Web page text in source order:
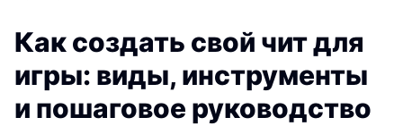
Как создать свой чит для
игры: виды, инструменты
и пошаговое руководство